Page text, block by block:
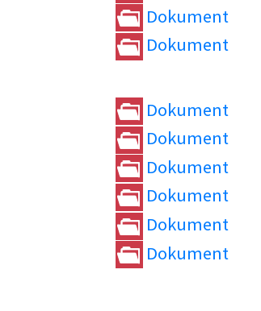
Dokument
Dokument
Dokument
Dokument
Dokument
Dokument
Dokument
Dokument